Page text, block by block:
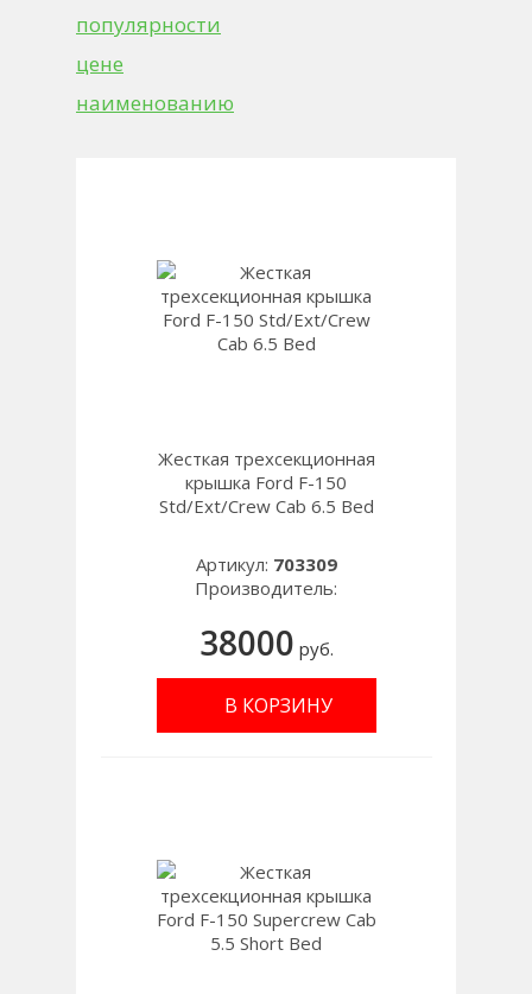
популярности
цене
наименованию
Жесткая трехсекционная
крышка Ford F-150
Std/Ext/Crew Cab 6.5 Bed
Артикул: 703309
Производитель:
38000 руб.
В КОРЗИНУ